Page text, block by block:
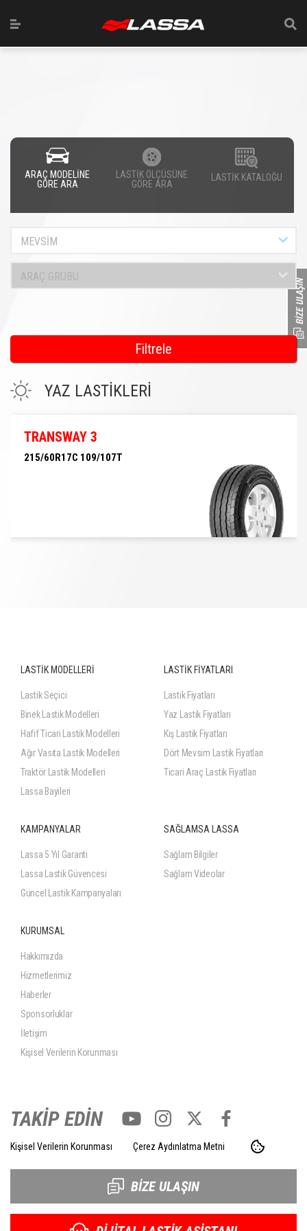
ARAÇ MODELİNE
GÖRE ARA
LASTİK ÖLÇÜSÜNE
GÖRE ARA
LASTİK KATALOĞU
MEVSİM
ARAÇ GRUBU
Filtrele
YAZ LASTİKLERİ
TRANSWAY 3
215/60R17C 109/107T
LASTİK MODELLERİ
Lastik Seçici
Binek Lastik Modelleri
Hafif Ticari Lastik Modelleri
Ağır Vasıta Lastik Modelleri
Traktör Lastik Modelleri
Lassa Bayileri
LASTİK FİYATLARI
Lastik Fiyatları
Yaz Lastik Fiyatları
Kış Lastik Fiyatları
Dört Mevsim Lastik Fiyatları
Ticari Araç Lastik Fiyatları
KAMPANYALAR
Lassa 5 Yıl Garanti
Lassa Lastik Güvencesi
Güncel Lastik Kampanyaları
SAĞLAMSA LASSA
Sağlam Bilgiler
Sağlam Videolar
KURUMSAL
Hakkımızda
Hizmetlerimiz
Haberler
Sponsorluklar
İletişim
Kişisel Verilerin Korunması
TAKİP EDİN
Kişisel Verilerin Korunması Çerez Aydınlatma Metni
BİZE ULAŞIN